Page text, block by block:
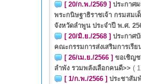
[ 20/ก.พ./2569 ] ประกาศ
พระกนิษฐาธิราชเจ้า กรมสม
จังหวัดลำพูน ประจำปี พ.ศ.
[ 20/มิ.ย./2568 ] ประกาศ
คณะกรรมการส่งเสริมการเรีย
[ 26/เม.ย./2566 ] ขอเชิญช
ลำพัง รวมพลังเลือกคนดี>> (
[ 1/ก.พ./2566 ] ประชาสัม